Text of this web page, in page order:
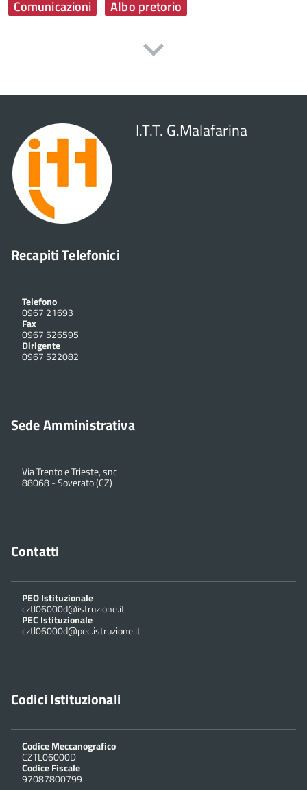
Comunicazioni Albo pretorio
I.T.T. G.Malafarina
Recapiti Telefonici
Telefono
0967 21693
Fax
0967 526595
Dirigente
0967 522082
Sede Amministrativa
Via Trento e Trieste, snc
88068 - Soverato (CZ)
Contatti
PEO Istituzionale
cztl06000d@istruzione.it
PEC Istituzionale
cztl06000d@pec.istruzione.it
Codici Istituzionali
Codice Meccanografico
CZTL06000D
Codice Fiscale
97087800799